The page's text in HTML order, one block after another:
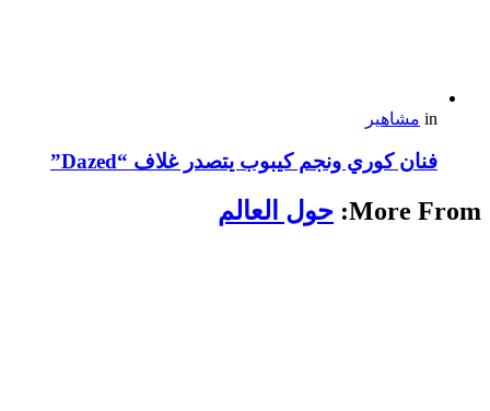
in مشاهير
فنان كوري ونجم كيبوب يتصدر غلاف “Dazed”
More From: حول العالم